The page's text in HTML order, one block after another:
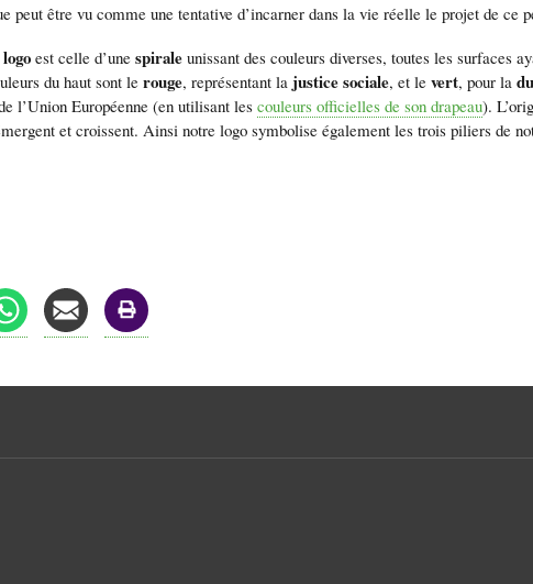
peut être vu comme une tentative d’incarner dans la vie réelle le projet de ce
logoest celle d’une spiraleunissant des couleurs diverses, toutes les surfaces
du haut sont le rouge, représentant la justice sociale, et le vert, pour la
l’Union Européenne (en utilisant les couleurs officielles de son drapeau).
et croissent. Ainsi notre logo symbolise également les trois piliers de